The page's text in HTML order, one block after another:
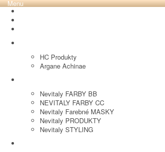
Menu
HC Produkty
Argane Achinae
Nevitaly FARBY BB
NEVITALY FARBY CC
Nevitaly Farebné MASKY
Nevitaly PRODUKTY
Nevitaly STYLING